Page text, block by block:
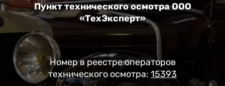
Пункт технического осмотра ООО
«ТехЭксперт»
Номер в реестре операторов
технического осмотра: 15393